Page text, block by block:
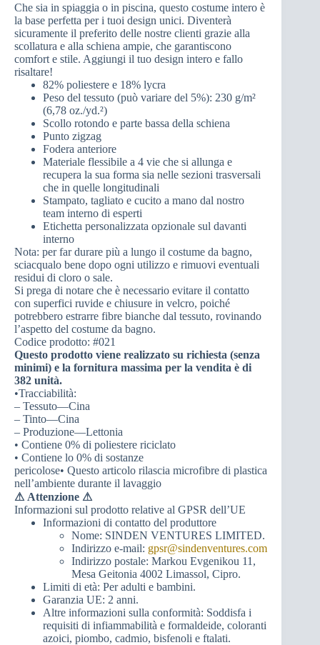
Che sia in spiaggia o in piscina, questo costume intero è
la base perfetta per i tuoi design unici. Diventerà
sicuramente il preferito delle nostre clienti grazie alla
scollatura e alla schiena ampie, che garantiscono
comfort e stile. Aggiungi il tuo design intero e fallo
risaltare!
82% poliestere e 18% lycra
Peso del tessuto (può variare del 5%): 230 g/m²
(6,78 oz./yd.²)
Scollo rotondo e parte bassa della schiena
Punto zigzag
Fodera anteriore
Materiale flessibile a 4 vie che si allunga e
recupera la sua forma sia nelle sezioni trasversali
che in quelle longitudinali
Stampato, tagliato e cucito a mano dal nostro
team interno di esperti
Etichetta personalizzata opzionale sul davanti
interno
Nota: per far durare più a lungo il costume da bagno,
sciacqualo bene dopo ogni utilizzo e rimuovi eventuali
residui di cloro o sale.
Si prega di notare che è necessario evitare il contatto
con superfici ruvide e chiusure in velcro, poiché
potrebbero estrarre fibre bianche dal tessuto, rovinando
l’aspetto del costume da bagno.
Codice prodotto: #021
Questo prodotto viene realizzato su richiesta (senza
minimi) e la fornitura massima per la vendita è di
382 unità.
•Tracciabilità:
– Tessuto—Cina
– Tinto—Cina
– Produzione—Lettonia
• Contiene 0% di poliestere riciclato
• Contiene lo 0% di sostanze
pericolose• Questo articolo rilascia microfibre di plastica
nell’ambiente durante il lavaggio
⚠ Attenzione ⚠
Informazioni sul prodotto relative al GPSR dell’UE
Informazioni di contatto del produttore
Nome: SINDEN VENTURES LIMITED.
Indirizzo e-mail: gpsr@sindenventures.com
Indirizzo postale: Markou Evgenikou 11,
Mesa Geitonia 4002 Limassol, Cipro.
Limiti di età: Per adulti e bambini.
Garanzia UE: 2 anni.
Altre informazioni sulla conformità: Soddisfa i
requisiti di infiammabilità e formaldeide, coloranti
azoici, piombo, cadmio, bisfenoli e ftalati.